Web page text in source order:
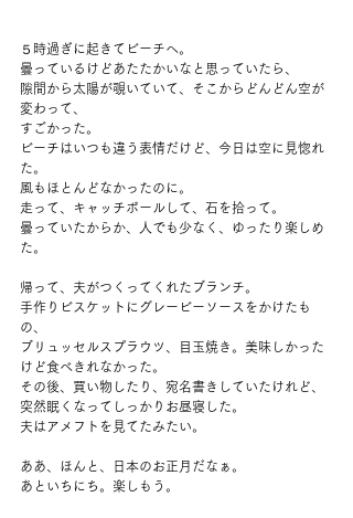
５時過ぎに起きてビーチへ。
曇っているけどあたたかいなと思っていたら、
隙間から太陽が覗いていて、そこからどんどん空が
変わって、
すごかった。
ビーチはいつも違う表情だけど、今日は空に見惚れ
た。
風もほとんどなかったのに。
走って、キャッチボールして、石を拾って。
曇っていたからか、人でも少なく、ゆったり楽しめ
た。
帰って、夫がつくってくれたブランチ。
手作りビスケットにグレービーソースをかけたも
の、
ブリュッセルスプラウツ、目玉焼き。美味しかった
けど食べきれなかった。
その後、買い物したり、宛名書きしていたけれど、
突然眠くなってしっかりお昼寝した。
夫はアメフトを見てたみたい。
ああ、ほんと、日本のお正月だなぁ。
あといちにち。楽しもう。